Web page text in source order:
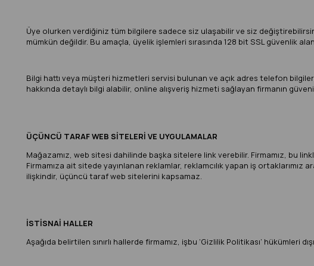
Üye olurken verdiğiniz tüm bilgilere sadece siz ulaşabilir ve siz
mümkün değildir. Bu amaçla, üyelik işlemleri sırasında 128 bit SSL güvenlik
Bilgi hattı veya müşteri hizmetleri servisi bulunan ve açık adres telefon
hakkında detaylı bilgi alabilir, online alışveriş hizmeti sağlayan firmanın
ÜÇÜNCÜ TARAF WEB SİTELERİ VE UYGULAMALAR
Mağazamız, web sitesi dahilinde başka sitelere link verebilir. Firmamız, bu
Firmamıza ait sitede yayınlanan reklamlar, reklamcılık yapan iş ortaklarımız
ilişkindir, üçüncü taraf web sitelerini kapsamaz.
İSTİSNAİ HALLER
Aşağıda belirtilen sınırlı hallerde firmamız, işbu ‘Gizlilik Politikası’ hükümleri